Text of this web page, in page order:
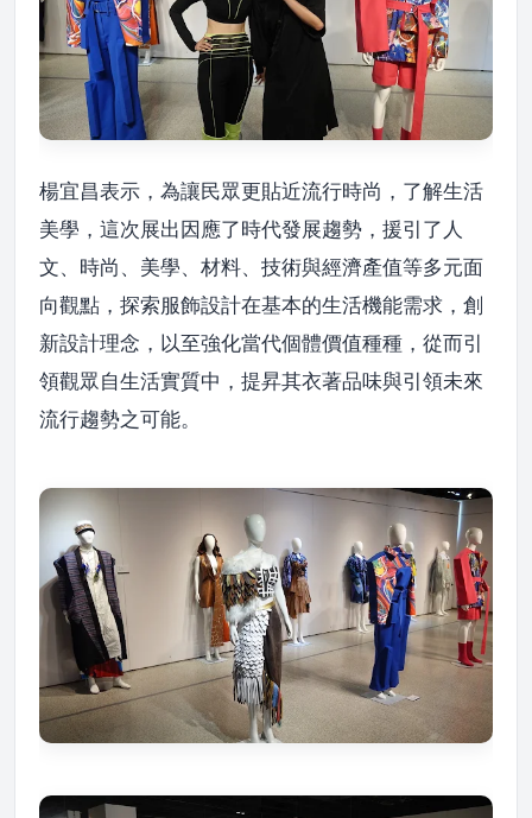
楊宜昌表示，為讓民眾更貼近流行時尚，了解生活
美學，這次展出因應了時代發展趨勢，援引了人
文、時尚、美學、材料、技術與經濟產值等多元面
向觀點，探索服飾設計在基本的生活機能需求，創
新設計理念，以至強化當代個體價值種種，從而引
領觀眾自生活實質中，提昇其衣著品味與引領未來
流行趨勢之可能。